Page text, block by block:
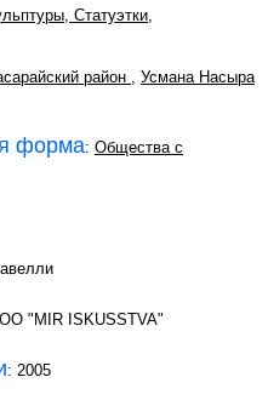
Статуэтки,
район , Усмана Насыра
форма: Общества с
"MIR ISKUSSTVA"
: 2005